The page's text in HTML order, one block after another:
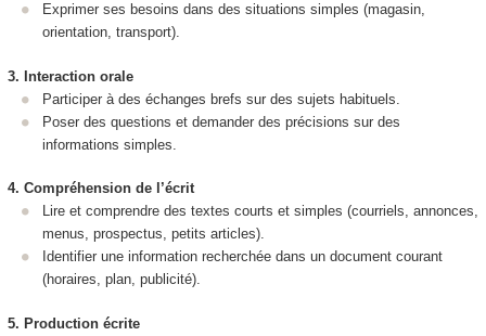
Exprimer ses besoins dans des situations simples (magasin,
orientation, transport).
3. Interaction orale
Participer à des échanges brefs sur des sujets habituels.
Poser des questions et demander des précisions sur des
informations simples.
4. Compréhension de l’écrit
Lire et comprendre des textes courts et simples (courriels, annonces,
menus, prospectus, petits articles).
Identifier une information recherchée dans un document courant
(horaires, plan, publicité).
5. Production écrite